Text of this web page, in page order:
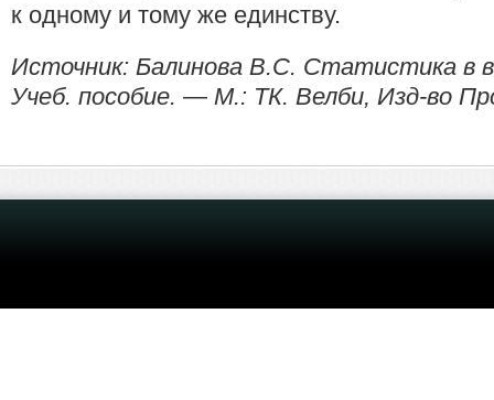
к одному и тому же единству.
Источник: Балинова B.C. Статистика в
Учеб. пособие. — М.: ТК. Велби, Изд-во